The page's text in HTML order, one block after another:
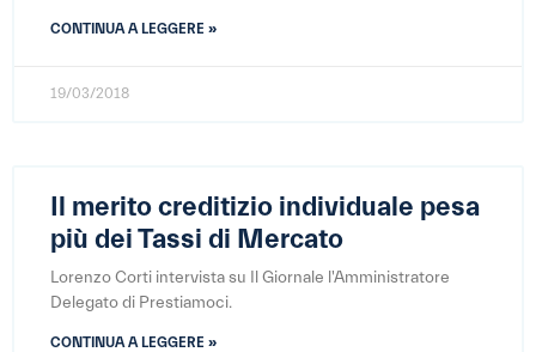
CONTINUA A LEGGERE »
19/03/2018
Il merito creditizio individuale pesa
più dei Tassi di Mercato
Lorenzo Corti intervista su Il Giornale l'Amministratore
Delegato di Prestiamoci.
CONTINUA A LEGGERE »